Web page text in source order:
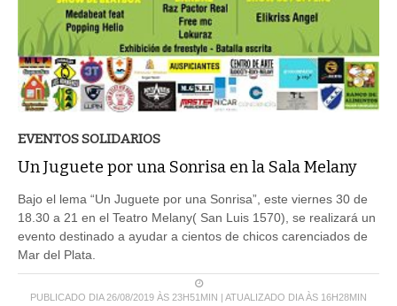
EVENTOS SOLIDARIOS
Un Juguete por una Sonrisa en la Sala Melany
Bajo el lema “Un Juguete por una Sonrisa”, este viernes 30 de
18.30 a 21 en el Teatro Melany( San Luis 1570), se realizará un
evento destinado a ayudar a cientos de chicos carenciados de
Mar del Plata.
PUBLICADO DIA 26/08/2019 ÀS 23H51MIN | ATUALIZADO DIA ÀS 16H28MIN